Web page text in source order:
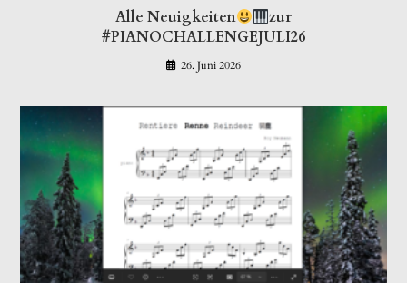
Alle Neuigkeiten
zur
#PIANOCHALLENGEJULI26
26. Juni 2026